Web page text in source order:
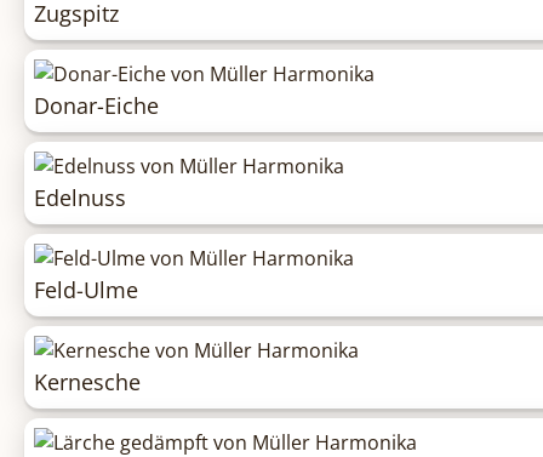
Zugspitz
Donar-Eiche
Edelnuss
Feld-Ulme
Kernesche